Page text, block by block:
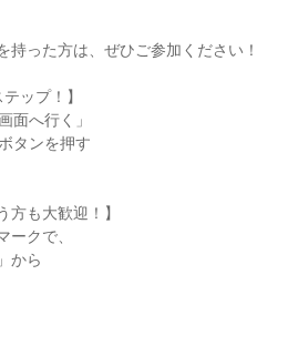
持った方は、ぜひご参加ください！
ップ！】
面へ行く」
タンを押す
方も大歓迎！】
ークで、
から